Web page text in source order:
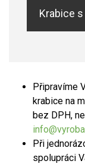
Krabice
Připravíme
krabice na
bez DPH,
Při
spolupráci